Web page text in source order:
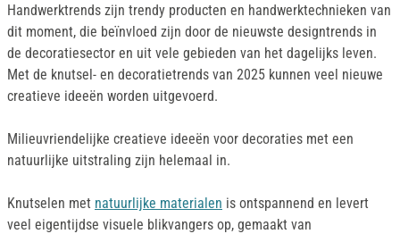
Handwerktrends zijn trendy producten en handwerktechnieken van
dit moment, die beïnvloed zijn door de nieuwste designtrends in
de decoratiesector en uit vele gebieden van het dagelijks leven.
Met de knutsel- en decoratietrends van 2025 kunnen veel nieuwe
creatieve ideeën worden uitgevoerd.
Milieuvriendelijke creatieve ideeën voor decoraties met een
natuurlijke uitstraling zijn helemaal in.
Knutselen met natuurlijke materialen is ontspannend en levert
veel eigentijdse visuele blikvangers op, gemaakt van